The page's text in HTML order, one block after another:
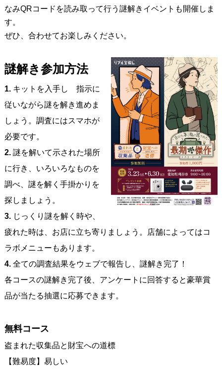
なみQRコードを読み取って行う謎解きイベントも開催しま
す。
ぜひ、合わせてお楽しみください。
謎解き参加方法
1.キットを入手し 指示に
従いながら謎を解き進めま
しょう。調査にはスマホが
必要です。
2.謎を解いて示された場所
に行き、いろいろなものを
調べ、謎を解く手掛かりを
探しましょう。
3.じっくり謎を解く時や、
疲れた時は、お店に立ち寄りましょう。店舗によってはコ
ラボメニューもあります。
4.全ての調査結果をウェブで報告し、謎解き完了！
各コースの謎解き完了後、アンケートに回答すると豪華賞
品が当たる抽選に応募できます。
無料コース
盗まれた収集品と財宝への道標
【難易度】易しい